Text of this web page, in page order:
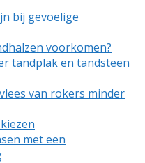
bij gevoelige
voorkomen?
tandplak en tandsteen
van rokers minder
met een